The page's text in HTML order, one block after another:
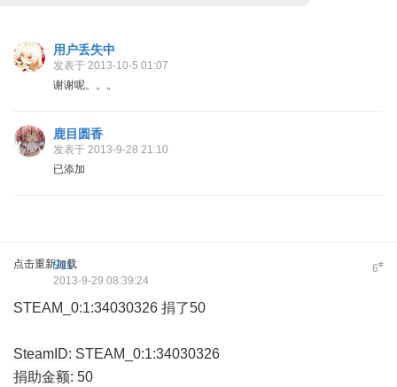
用户丢失中
发表于 2013-10-5 01:07
谢谢呢。。。
鹿目圆香
发表于 2013-9-28 21:10
已添加
点击重新加载 6#
911
2013-9-29 08:39:24
STEAM_0:1:34030326 捐了50
SteamID: STEAM_0:1:34030326
捐助金额: 50